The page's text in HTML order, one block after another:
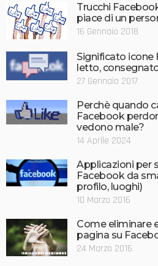
Trucchi
piace di un
16 Gennaio 2018
Significato icone
letto,
27 Gennaio 2017
Perchè quando
Facebook
vedono male?
14 Aprile 2024
Applicazioni per
Facebook da
profilo, luoghi)
10 Marzo 2016
Come eliminare
pagina su
24 Marzo 2016